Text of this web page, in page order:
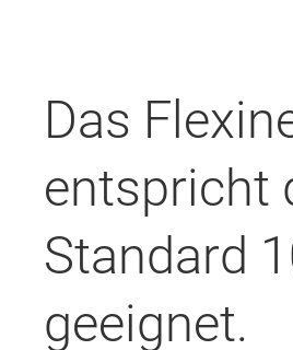
Das
entspricht
Standard
geeignet.